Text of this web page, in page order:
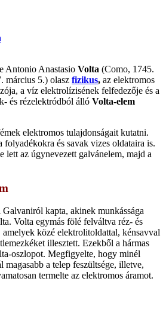
Antonio Anastasio Volta (Como, 1745.
március 5.) olasz fizikus, az elektromos
a víz elektrolízisének felfedezője és a
és rézelektródból álló Volta-elem
elektromos tulajdonságait kutatni.
folyadékokra és savak vizes oldataira is.
lett az úgynevezett galvánelem, majd a
kapta, akinek munkássága
Volta egymás fölé felváltva réz- és
közé elektrolitoldattal, kénsavval
illesztett. Ezekből a hármas
oszlopot. Megfigyelte, hogy minél
magasabb a telep feszültsége, illetve,
termelte az elektromos áramot.